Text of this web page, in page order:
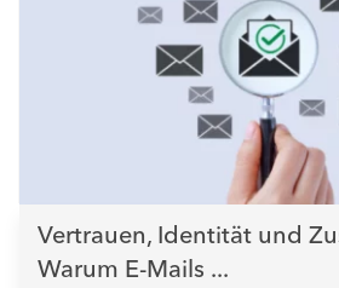
Vertrauen, Identität und
Warum E-Mails ...